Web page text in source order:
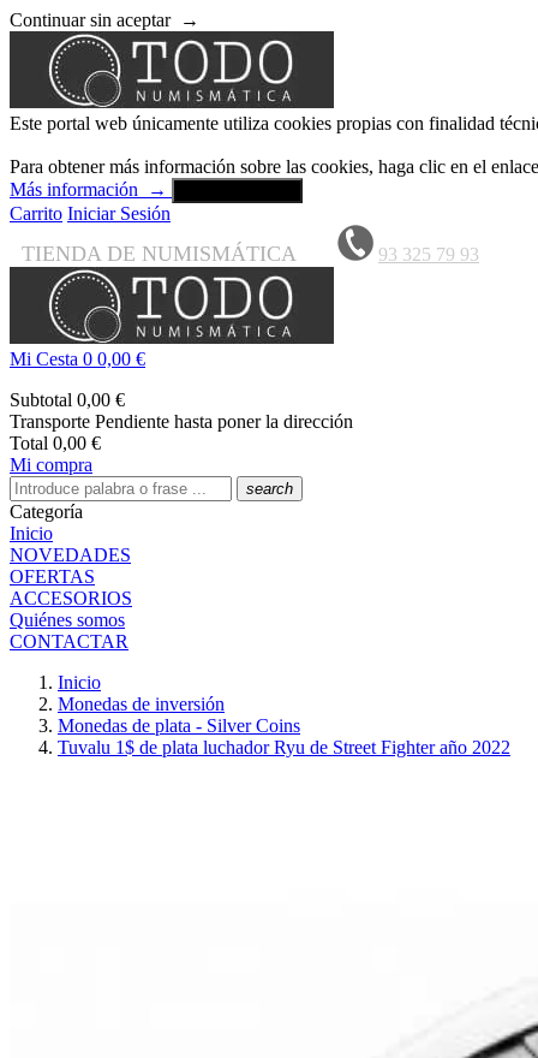
Continuar sin aceptar →
Este portal web únicamente utiliza cookies propias con finalidad
Para obtener más información sobre las cookies, haga clic en el
Más información
→
Carrito Iniciar Sesión
TIENDA DE NUMISMÁTICA 93 325 79 93
Mi Cesta 0 0,00 €
Subtotal 0,00 €
Transporte Pendiente hasta poner la dirección
Total 0,00 €
Mi compra
search
Categoría
Inicio
NOVEDADES
OFERTAS
ACCESORIOS
Quiénes somos
CONTACTAR
Inicio
Monedas de inversión
Monedas de plata - Silver Coins
Tuvalu 1$ de plata luchador Ryu de Street Fighter año 2022